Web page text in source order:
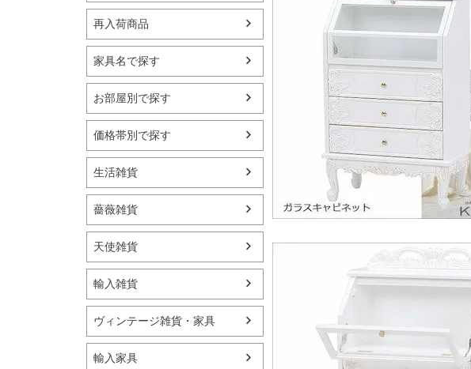
再入荷商品
家具名で探す
お部屋別で探す
価格帯別で探す
生活雑貨
薔薇雑貨
天使雑貨
輸入雑貨
ヴィンテージ雑貨・家具
輸入家具